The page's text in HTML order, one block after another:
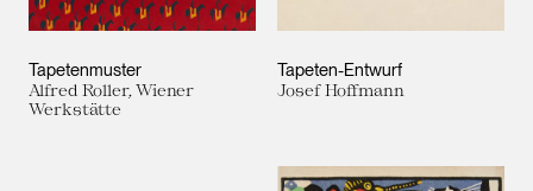
Tapetenmuster
Alfred Roller, Wiener
Werkstätte
Tapeten-Entwurf
Josef Hoffmann